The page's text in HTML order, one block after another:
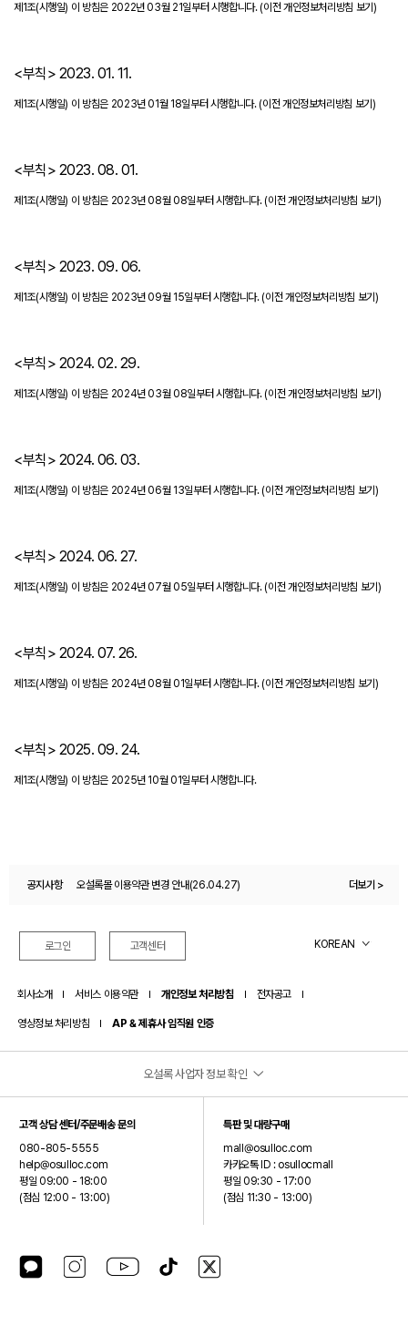
제1조(시행일) 이 방침은 2022년 03월 21일부터 시행합니다. (이전 개인정보처리방침 보기)
<부칙> 2023. 01. 11.
제1조(시행일) 이 방침은 2023년 01월 18일부터 시행합니다. (이전 개인정보처리방침 보기)
<부칙> 2023. 08. 01.
제1조(시행일) 이 방침은 2023년 08월 08일부터 시행합니다. (이전 개인정보처리방침 보기)
<부칙> 2023. 09. 06.
제1조(시행일) 이 방침은 2023년 09월 15일부터 시행합니다. (이전 개인정보처리방침 보기)
<부칙> 2024. 02. 29.
제1조(시행일) 이 방침은 2024년 03월 08일부터 시행합니다.(이전 개인정보처리방침 보기)
<부칙> 2024. 06. 03.
제1조(시행일) 이 방침은 2024년 06월 13일부터 시행합니다.(이전 개인정보처리방침 보기)
<부칙> 2024. 06. 27.
제1조(시행일) 이 방침은 2024년 07월 05일부터 시행합니다.(이전 개인정보처리방침 보기)
<부칙> 2024. 07. 26.
제1조(시행일) 이 방침은 2024년 08월 01일부터 시행합니다.(이전 개인정보처리방침 보기)
<부칙> 2025. 09. 24.
제1조(시행일) 이 방침은 2025년 10월 01일부터 시행합니다.
공지사항
오설록몰 이용약관 변경 안내(26.04.27)
더보기 >
로그인 고객센터 KOREAN
회사소개 서비스 이용약관 개인정보 처리방침 전자공고
영상정보 처리방침 AP & 제휴사 임직원 인증
오설록 사업자 정보 확인
(주)오설록
대표이사: 서혁제
주소: 제주특별자치도 서귀포시 안덕면 신화역사로 15 (오설록 티뮤지엄)
사업자등록번호: 390-87-01499
통신판매업신고번호: 2024-제주안덕-0075
(주)오설록은 오설록 브랜드를 제외한 입점 브랜드에 대해서는 통신판매중개자이며 통신판매의
당사자가 아닙니다.
고객 상담 센터/주문배송 문의
080-805-5555
help@osulloc.com
평일 09:00 - 18:00
(점심 12:00 - 13:00)
특판 및 대량구매
mall@osulloc.com
카카오톡 ID : osullocmall
평일 09:30 - 17:00
(점심 11:30 - 13:00)
카카오톡 플러스친구
인스타그램 유튜브 틱톡 X(구 트위터)